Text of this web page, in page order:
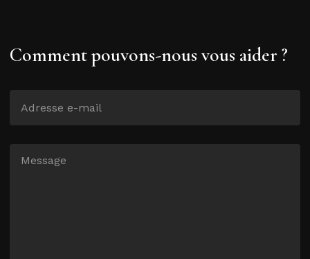
Comment pouvons-nous vous aider ?